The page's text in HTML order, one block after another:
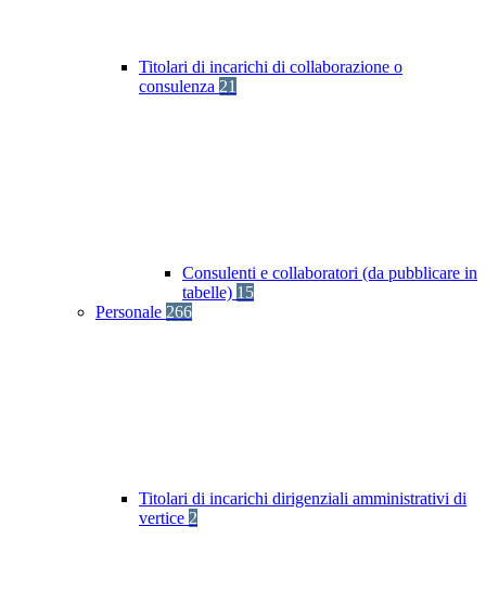
Titolari di incarichi di collaborazione o
consulenza 21
Consulenti e collaboratori (da pubblicare in
tabelle) 15
Personale 266
Titolari di incarichi dirigenziali amministrativi di
vertice 2